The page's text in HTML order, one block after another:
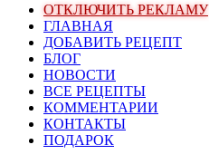
ОТКЛЮЧИТЬ РЕКЛАМУ
ГЛАВНАЯ
ДОБАВИТЬ РЕЦЕПТ
БЛОГ
НОВОСТИ
ВСЕ РЕЦЕПТЫ
КОММЕНТАРИИ
КОНТАКТЫ
ПОДАРОК